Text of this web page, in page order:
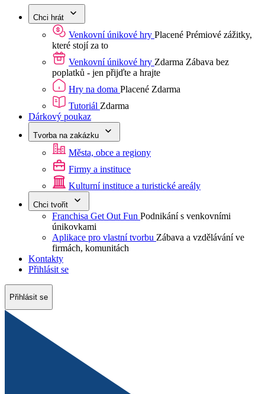
Chci hrát
Venkovní únikové hry Placené Prémiové zážitky,
které stojí za to
Venkovní únikové hry Zdarma Zábava bez
poplatků - jen přijďte a hrajte
Hry na doma Placené Zdarma
Tutoriál Zdarma
Dárkový poukaz
Tvorba na zakázku
Města, obce a regiony
Firmy a instituce
Kulturní instituce a turistické areály
Chci tvořit
Franchisa Get Out Fun Podnikání s venkovními
únikovkami
Aplikace pro vlastní tvorbu Zábava a vzdělávání ve
firmách, komunitách
Kontakty
Přihlásit se
Přihlásit se